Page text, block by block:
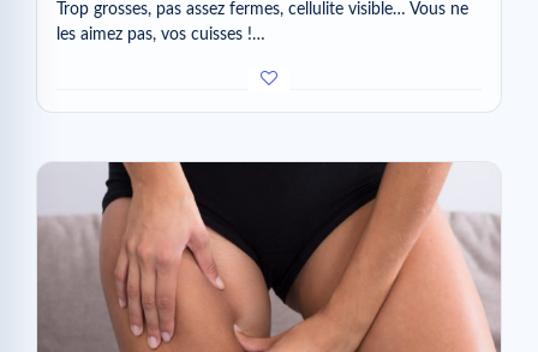
Trop grosses, pas assez fermes, cellulite visible… Vous ne
les aimez pas, vos cuisses !…